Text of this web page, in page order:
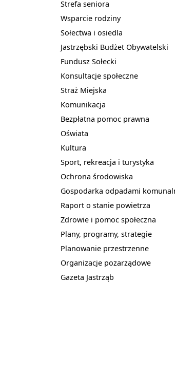
Strefa seniora
Wsparcie rodziny
Sołectwa i osiedla
Jastrzębski Budżet Obywatelski
Fundusz Sołecki
Konsultacje społeczne
Straż Miejska
Komunikacja
Bezpłatna pomoc prawna
Oświata
Kultura
Sport, rekreacja i turystyka
Ochrona środowiska
Gospodarka odpadami
Raport o stanie powietrza
Zdrowie i pomoc społeczna
Plany, programy, strategie
Planowanie przestrzenne
Organizacje pozarządowe
Gazeta Jastrząb